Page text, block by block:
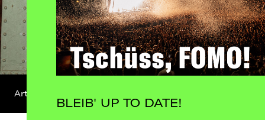
Artist-Profil
BLEIB' UP TO DATE!